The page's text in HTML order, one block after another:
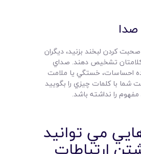
کردن لبخند بزنيد، ديگران
کلامتان تشخيص دهند. صداي
احساسات، خستگي يا ملامت
با کلمات چيزي را بگوييد
را نداشته باشد.
مي توانيد